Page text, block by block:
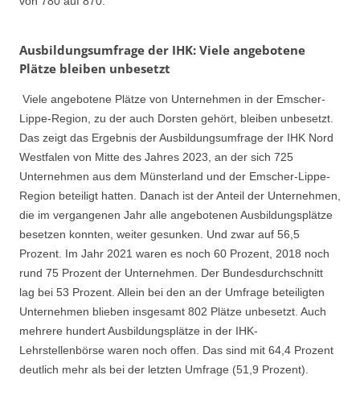
Ausbildungsumfrage der IHK: Viele angebotene
Plätze bleiben unbesetzt
Viele angebotene Plätze von Unternehmen in der Emscher-
Lippe-Region, zu der auch Dorsten gehört, bleiben unbesetzt.
Das zeigt das Ergebnis der Ausbildungsumfrage der IHK Nord
Westfalen von Mitte des Jahres 2023, an der sich 725
Unternehmen aus dem Münsterland und der Emscher-Lippe-
Region beteiligt hatten. Danach ist der Anteil der Unternehmen,
die im vergangenen Jahr alle angebotenen Ausbildungsplätze
besetzen konnten, weiter gesunken. Und zwar auf 56,5
Prozent. Im Jahr 2021 waren es noch 60 Prozent, 2018 noch
rund 75 Prozent der Unternehmen. Der Bundesdurchschnitt
lag bei 53 Prozent. Allein bei den an der Umfrage beteiligten
Unternehmen blieben insgesamt 802 Plätze unbesetzt. Auch
mehrere hundert Ausbildungsplätze in der IHK-
Lehrstellenbörse waren noch offen. Das sind mit 64,4 Prozent
deutlich mehr als bei der letzten Umfrage (51,9 Prozent).